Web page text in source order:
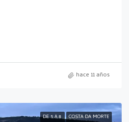
hace 11 años
DE 5 A 8 COSTA DA MORTE